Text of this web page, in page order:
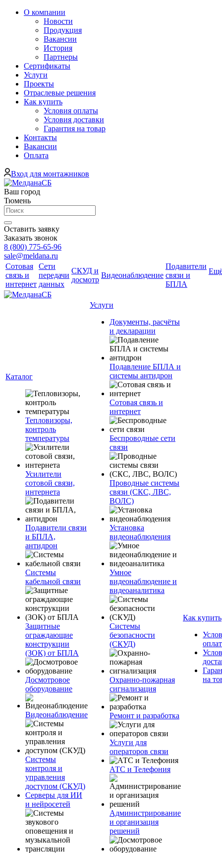
О компании
Новости
Продукция
Вакансии
История
Партнеры
Сертификаты
Услуги
Проекты
Отраслевые решения
Как купить
Условия оплаты
Условия доставки
Гарантия на товар
Контакты
Вакансии
Оплата
Вход для монтажников
Ваш город
Тюмень
Оставить заявку
Заказать звонок
8 (800) 775-65-96
sale@meldana.ru
Сотовая
связь и
интернет
Сети
передачи
данных
СКУД и
досмотр
Видеонаблюдение
Подавители
связи и
БПЛА
Каталог
Тепловизоры,
контроль
температуры
Усилители
сотовой связи,
интернета
Подавители связи
и БПЛА,
антидрон
Системы
кабельной связи
Защитные
ограждающие
конструкции
(ЗОК) от БПЛА
Досмотровое
оборудование
Видеонаблюдение
Системы
контроля и
управления
доступом (СКУД)
Серверы для ИИ
и нейросетей
Услуги
Документы, расчёты
и декларации
Подавление БПЛА и
системы антидрон
Сотовая связь и
интернет
Беспроводные сети
связи
Проводные системы
связи (СКС, ЛВС,
ВОЛС)
Установка
видеонаблюдения
Умное
видеонаблюдение и
видеоаналитика
Системы
безопасности
(СКУД)
Охранно-пожарная
сигнализация
Ремонт и разработка
Услуги для
операторов связи
АТС и Телефония
Администрирование
и организация
решений
Как купить
на